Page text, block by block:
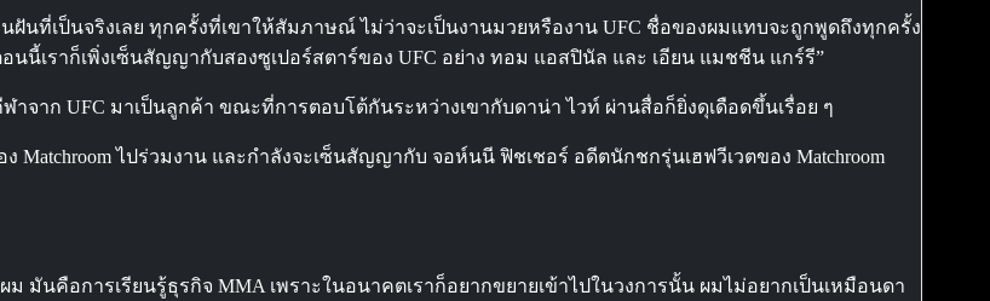
นที่เป็นจริงเลย ทุกครั้งที่เขาให้สัมภาษณ์ ไม่ว่าจะเป็นงานมวยหรืองาน UFC ชื่อของผมแทบจะถูกพูดถึงทุกครั้ง
เราก็เพิ่งเซ็นสัญญากับสองซูเปอร์สตาร์ของ UFC อย่าง ทอม แอสปินัล และ เอียน แมชชีน แกร์รี”
กีฬาจาก UFC มาเป็นลูกค้า ขณะที่การตอบโต้กันระหว่างเขากับดาน่า ไวท์ ผ่านสื่อก็ยิ่งดุเดือดขึ้นเรื่อย ๆ
Matchroom ไปร่วมงาน และกำลังจะเซ็นสัญญากับ จอห์นนี ฟิชเชอร์ อดีตนักชกรุ่นเฮฟวีเวตของ Matchroom
มันคือการเรียนรู้ธุรกิจ MMA เพราะในอนาคตเราก็อยากขยายเข้าไปในวงการนั้น ผมไม่อยากเป็นเหมือนดา